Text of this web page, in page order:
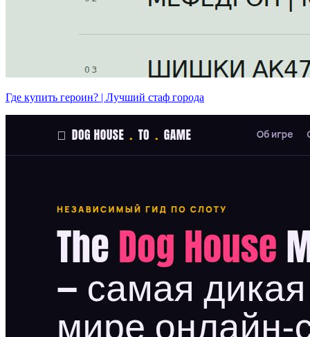
Где купить героин? | Лучший стаф города